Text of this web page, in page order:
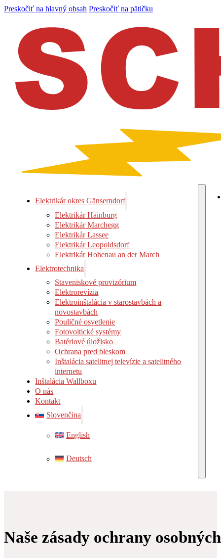
Preskočiť na hlavný obsah Preskočiť na pätičku
Elektrikár okres Gänserndorf
Elektrikár Hainburg
Elektrikár Marchegg
Elektrikár Lassee
Elektrikár Leopoldsdorf
Elektrikár Hohenau an der March
Elektrotechnika
Staveniskové provizórium
Elektrorevízia
Elektroinštalácia v starostavbách a
novostavbách
Pouličné osvetlenie
Fotovoltické systémy
Batériové úložisko
Ochrana pred bleskom
Inštalácia satelitnej televízie a satelitného
internetu
Inštalácia Wallboxu
O nás
Kontakt
Slovenčina
English
Deutsch
Naše zásady ochrany